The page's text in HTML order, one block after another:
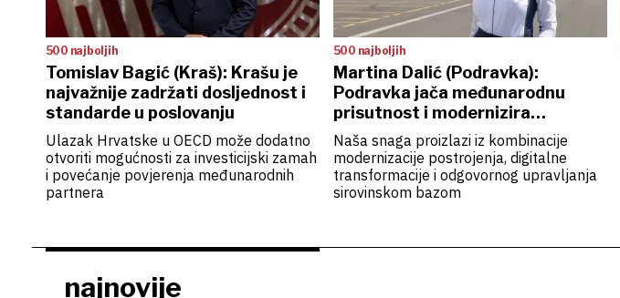
500 najboljih
Tomislav Bagić (Kraš): Krašu je
najvažnije zadržati dosljednost i
standarde u poslovanju
Ulazak Hrvatske u OECD može dodatno
otvoriti mogućnosti za investicijski zamah
i povećanje povjerenja međunarodnih
partnera
500 najboljih
Martina Dalić (Podravka):
Podravka jača međunarodnu
prisutnost i modernizira
proizvodnju
Naša snaga proizlazi iz kombinacije
modernizacije postrojenja, digitalne
transformacije i odgovornog upravljanja
sirovinskom bazom
najnovije